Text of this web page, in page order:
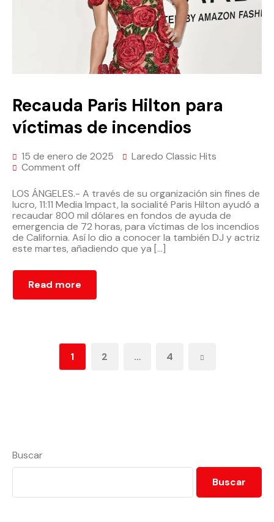
Recauda Paris Hilton para
víctimas de incendios
15 de enero de 2025
Laredo Classic Hits
Comment off
LOS ÁNGELES.- A través de su organización sin fines de
lucro, 11:11 Media Impact, la socialité Paris Hilton ayudó a
recaudar 800 mil dólares en fondos de ayuda de
emergencia de 72 horas, para víctimas de los incendios
de California. Así lo dio a conocer la también DJ y actriz
este martes, añadiendo que ya […]
Read more
1 2 … 4
Buscar
Buscar